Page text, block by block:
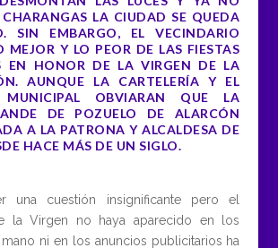
LA CIUDAD SE QUEDA
SIN EMBARGO, EL VECINDARIO
MEJOR Y LO PEOR DE LAS FIESTAS
EN HONOR DE LA VIRGEN DE LA
AUNQUE LA CARTELERÍA Y EL
MUNICIPAL OBVIARAN QUE LA
DE POZUELO DE ALARCÓN
A LA PATRONA Y ALCALDESA DE
HACE MÁS DE UN SIGLO.
una cuestión insignificante pero el
la Virgen no haya aparecido en los
ni en los anuncios publicitarios ha